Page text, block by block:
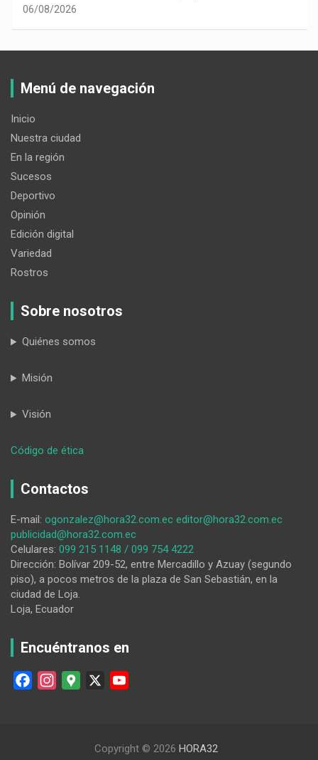
06/08/2026
Menú de navegación
Inicio
Nuestra ciudad
En la región
Sucesos
Deportivo
Opinión
Edición digital
Variedad
Rostros
Sobre nosotros
Quiénes somos
Misión
Visión
Código de ética
invita
vivir
las
festividades
en
honor
Contactos
E-mail: ogonzalez@hora32.com.ec editor@hora32.com.ec
publicidad@hora32.com.ec
Celulares: 099 215 1148 / 099 754 4222
Dirección: Bolívar 209-52, entre Mercadillo y Azuay (segundo
piso), a pocos metros de la plaza de San Sebastián, en la
ciudad de Loja.
Loja, Ecuador
Encuéntranos en
u
Copyright © 2026 HORA32